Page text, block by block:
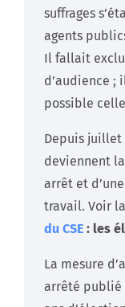
suffrages
agents
Il fallait
d’audience ;
possible
Depuis juillet
deviennent
arrêt et
travail. Voir
du CSE : les
La mesure
arrêté publié